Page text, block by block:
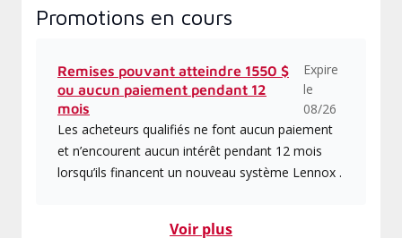
Promotions en cours
Remises pouvant atteindre 1550 $
ou aucun paiement pendant 12
mois
Expire
le
08/26
Les acheteurs qualifiés ne font aucun paiement
et n’encourent aucun intérêt pendant 12 mois
lorsqu’ils financent un nouveau système Lennox .
Voir plus